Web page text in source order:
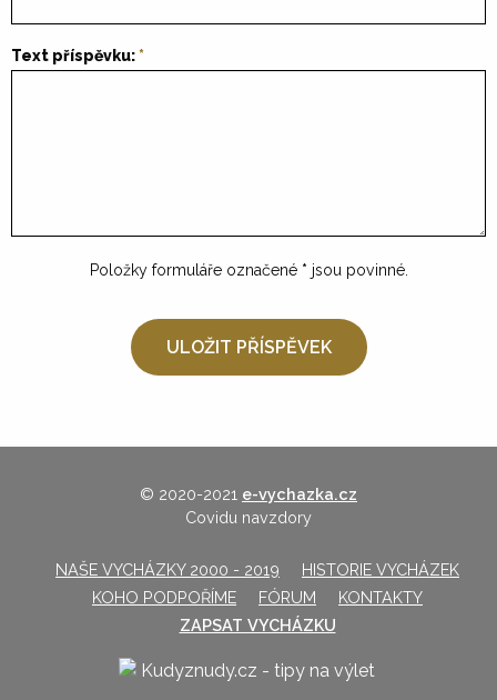
Text příspěvku:
Položky formuláře označené * jsou povinné.
© 2020-2021 e-vychazka.cz
Covidu navzdory
NAŠE VYCHÁZKY 2000 - 2019
HISTORIE VYCHÁZEK
KOHO PODPOŘÍME
FÓRUM
KONTAKTY
ZAPSAT VYCHÁZKU